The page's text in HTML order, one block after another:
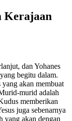
Kerajaan
dan Yohanes
begitu dalam.
akan membuat
murid adalah
memberikan
juga sebenarnya
yang akan dengan